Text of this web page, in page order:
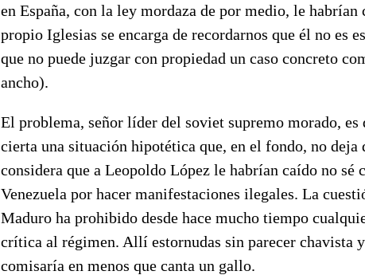
en España, con la ley mordaza de por medio, le habrían
propio Iglesias se encarga de recordarnos que él no es
que no puede juzgar con propiedad un caso concreto
ancho).
El problema, señor líder del soviet supremo morado, es
cierta una situación hipotética que, en el fondo, no deja
considera que a Leopoldo López le habrían caído no sé
Venezuela por hacer manifestaciones ilegales. La
Maduro ha prohibido desde hace mucho tiempo
crítica al régimen. Allí estornudas sin parecer chavista
comisaría en menos que canta un gallo.